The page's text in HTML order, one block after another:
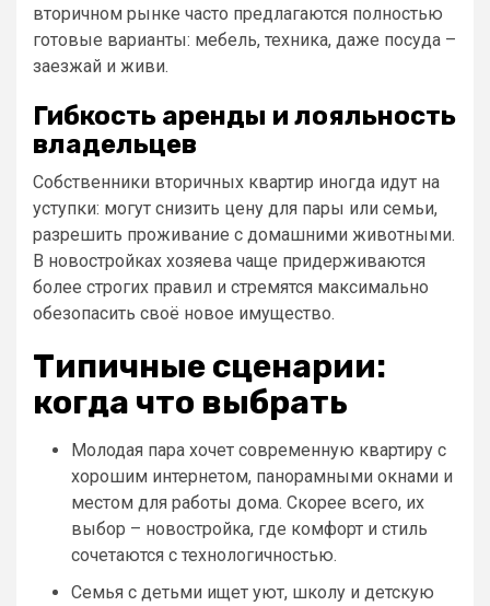
вторичном рынке часто предлагаются полностью
готовые варианты: мебель, техника, даже посуда –
заезжай и живи.
Гибкость аренды и лояльность
владельцев
Собственники вторичных квартир иногда идут на
уступки: могут снизить цену для пары или семьи,
разрешить проживание с домашними животными.
В новостройках хозяева чаще придерживаются
более строгих правил и стремятся максимально
обезопасить своё новое имущество.
Типичные сценарии:
когда что выбрать
Молодая пара хочет современную квартиру с
хорошим интернетом, панорамными окнами и
местом для работы дома. Скорее всего, их
выбор – новостройка, где комфорт и стиль
сочетаются с технологичностью.
Семья с детьми ищет уют, школу и детскую